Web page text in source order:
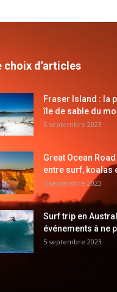
choix d'articles
Fraser Island : la
île de sable du
5 septembre 2023
Great Ocean
entre surf, koalas
5 septembre 2023
Surf trip en
événements à ne
5 septembre 2023